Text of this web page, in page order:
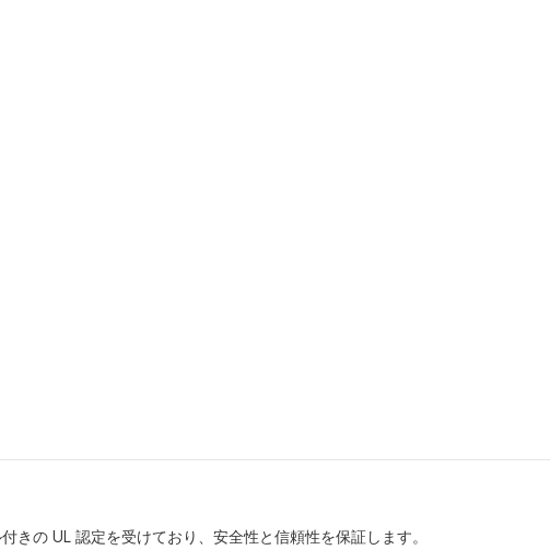
の UL 認定を受けており、安全性と信頼性を保証します。